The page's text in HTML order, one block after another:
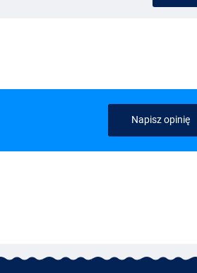
Napisz opinię